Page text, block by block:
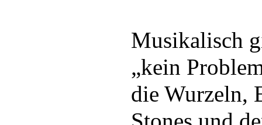
Musikalisch
„kein
die Wurzeln,